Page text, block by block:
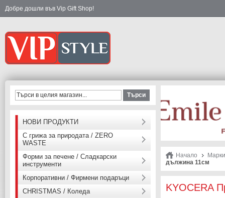
Добре дошли във Vip Gift Shop!
Начало
Марки
дължина 11см
KYOCERA
Търси
НОВИ ПРОДУКТИ
С грижа за природата / ZERO
WASTE
Форми за печене / Сладкарски
инструменти
Корпоративни / Фирмени подаръци
CHRISTMAS / Коледа